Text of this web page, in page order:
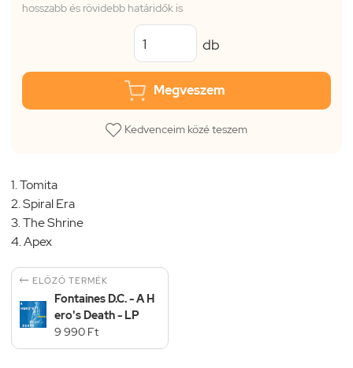
hosszabb és rövidebb határidők is
db
Megveszem
Kedvenceim közé teszem
1. Tomita
2. Spiral Era
3. The Shrine
4. Apex
 ELŐZŐ TERMÉK
Fontaines D.C. - A H
ero's Death - LP
9 990 Ft